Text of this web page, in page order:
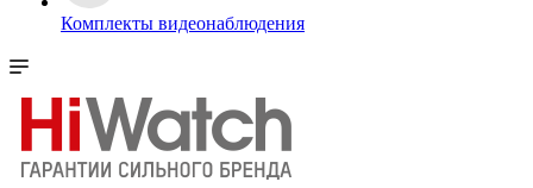
Комплекты видеонаблюдения